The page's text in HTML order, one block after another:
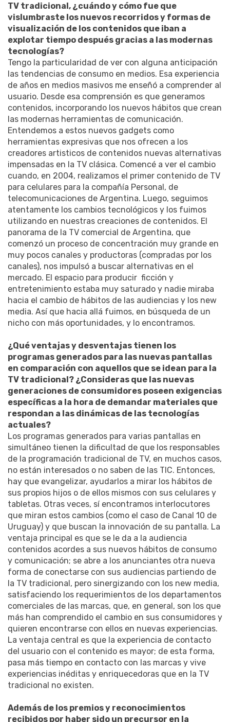
TV tradicional, ¿cuándo y cómo fue que
vislumbraste los nuevos recorridos y formas de
visualización de los contenidos que iban a
explotar tiempo después gracias a las modernas
tecnologías?
Tengo la particularidad de ver con alguna anticipación
las tendencias de consumo en medios. Esa experiencia
de años en medios masivos me enseñó a comprender al
usuario. Desde esa comprensión es que generamos
contenidos, incorporando los nuevos hábitos que crean
las modernas herramientas de comunicación.
Entendemos a estos nuevos gadgets como
herramientas expresivas que nos ofrecen a los
creadores artisticos de contenidos nuevas alternativas
impensadas en la TV clásica. Comencé a ver el cambio
cuando, en 2004, realizamos el primer contenido de TV
para celulares para la compañía Personal, de
telecomunicaciones de Argentina. Luego, seguimos
atentamente los cambios tecnológicos y los fuimos
utilizando en nuestras creaciones de contenidos. El
panorama de la TV comercial de Argentina, que
comenzó un proceso de concentración muy grande en
muy pocos canales y productoras (compradas por los
canales), nos impulsó a buscar alternativas en el
mercado. El espacio para producir ficción y
entretenimiento estaba muy saturado y nadie miraba
hacia el cambio de hábitos de las audiencias y los new
media. Así que hacia allá fuimos, en búsqueda de un
nicho con más oportunidades, y lo encontramos.
¿Qué ventajas y desventajas tienen los
programas generados para las nuevas pantallas
en comparación con aquellos que se idean para la
TV tradicional? ¿Consideras que las nuevas
generaciones de consumidores poseen exigencias
específicas a la hora de demandar materiales que
respondan a las dinámicas de las tecnologías
actuales?
Los programas generados para varias pantallas en
simultáneo tienen la dificultad de que los responsables
de la programación tradicional de TV, en muchos casos,
no están interesados o no saben de las TIC. Entonces,
hay que evangelizar, ayudarlos a mirar los hábitos de
sus propios hijos o de ellos mismos con sus celulares y
tabletas. Otras veces, sí encontramos interlocutores
que miran estos cambios (como el caso de Canal 10 de
Uruguay) y que buscan la innovación de su pantalla. La
ventaja principal es que se le da a la audiencia
contenidos acordes a sus nuevos hábitos de consumo
y comunicación; se abre a los anunciantes otra nueva
forma de conectarse con sus audiencias partiendo de
la TV tradicional, pero sinergizando con los new media,
satisfaciendo los requerimientos de los departamentos
comerciales de las marcas, que, en general, son los que
más han comprendido el cambio en sus consumidores y
quieren encontrarse con ellos en nuevas experiencias.
La ventaja central es que la experiencia de contacto
del usuario con el contenido es mayor; de esta forma,
pasa más tiempo en contacto con las marcas y vive
experiencias inéditas y enriquecedoras que en la TV
tradicional no existen.
Además de los premios y reconocimientos
recibidos por haber sido un precursor en la